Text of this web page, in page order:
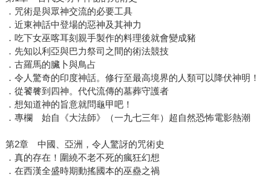
．咒術是與眾神交流的必要工具
．近東神話中登場的惡神及其神力
．吃下女巫喀耳刻親手製作的料理後就會變成豬
．先知以利亞與巴力祭司之間的術法競技
．古羅馬的臟卜與鳥占
．令人驚奇的印度神話。修行至最高境界的人類可以降伏神明！
．從饕餮到四神。代代流傳的墓葬守護者
．想知道神的旨意就問龜甲吧！
．專欄 始自《大法師》（一九七三年）超自然恐怖電影熱潮
第2章 中國、亞洲，令人驚訝的咒術史
．真的存在！圍繞不老不死的瘋狂幻想
．在西漢全盛時期動搖國本的巫蠱之禍